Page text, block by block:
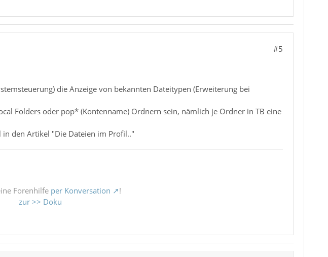
#5
die Anzeige von bekannten Dateitypen (Erweiterung bei
Folders oder pop* (Kontenname) Ordnern sein, nämlich je Ordner in TB eine
den Artikel "Die Dateien im Profil.."
Forenhilfe per Konversation
!
zur >> Doku